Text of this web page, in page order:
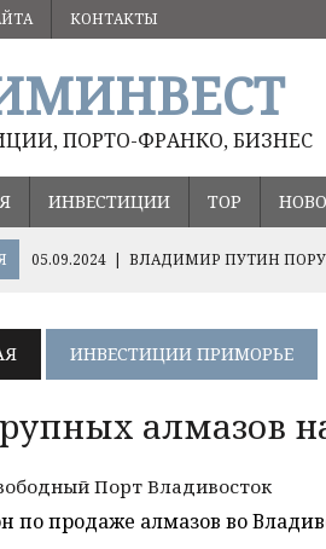
КОНТАКТЫ
ПОРТО-ФРАНКО, БИЗНЕС
ИНВЕСТИЦИИ ТОР
05.09.2024 | ВЛАДИМИР ПУТИН
| ВАЖНЫЕ РЕШЕНИЯ ДЛЯ РАЗВИТИЯ
ИНВЕСТИЦИИ ПРИМОРЬЕ
алмазов
Порт Владивосток